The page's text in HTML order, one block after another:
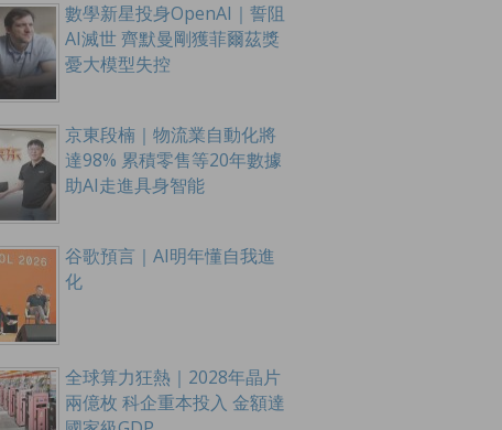
數學新星投身OpenAI｜誓阻
AI滅世 齊默曼剛獲菲爾茲獎
憂大模型失控
京東段楠｜物流業自動化將
達98% 累積零售等20年數據
助AI走進具身智能
谷歌預言｜AI明年懂自我進
化
全球算力狂熱｜2028年晶片
兩億枚 科企重本投入 金額達